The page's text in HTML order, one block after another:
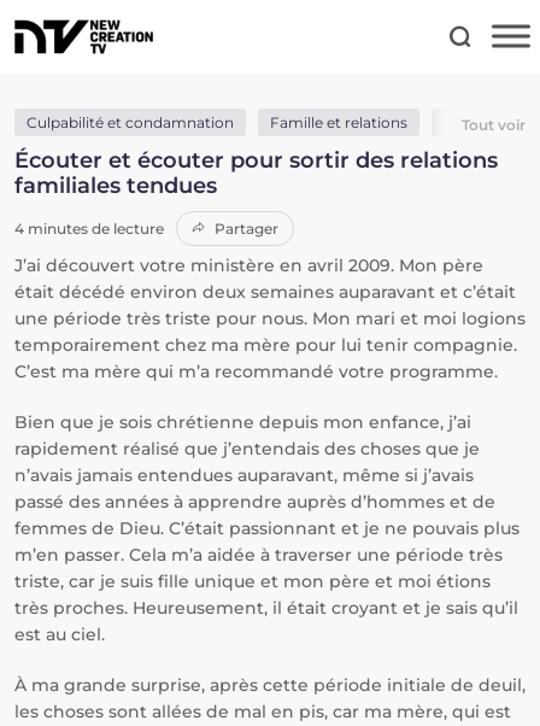
Culpabilité et condamnation Famille et relations Parole de
Tout voir
Écouter et écouter pour sortir des relations
familiales tendues
4 minutes de lecture Partager
J’ai découvert votre ministère en avril 2009. Mon père
était décédé environ deux semaines auparavant et c’était
une période très triste pour nous. Mon mari et moi logions
temporairement chez ma mère pour lui tenir compagnie.
C’est ma mère qui m’a recommandé votre programme.
Bien que je sois chrétienne depuis mon enfance, j’ai
rapidement réalisé que j’entendais des choses que je
n’avais jamais entendues auparavant, même si j’avais
passé des années à apprendre auprès d’hommes et de
femmes de Dieu. C’était passionnant et je ne pouvais plus
m’en passer. Cela m’a aidée à traverser une période très
triste, car je suis fille unique et mon père et moi étions
très proches. Heureusement, il était croyant et je sais qu’il
est au ciel.
À ma grande surprise, après cette période initiale de deuil,
les choses sont allées de mal en pis, car ma mère, qui est